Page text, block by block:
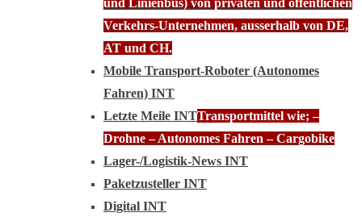
und Linienbus) von privaten und öffentlichen
Verkehrs-Unternehmen, ausserhalb von DE,
AT und CH.
Mobile Transport-Roboter (Autonomes
Fahren) INT
Letzte Meile INTTransportmittel wie; –
Drohne – Autonomes Fahren – Cargobike
Lager-/Logistik-News INT
Paketzusteller INT
Digital INT